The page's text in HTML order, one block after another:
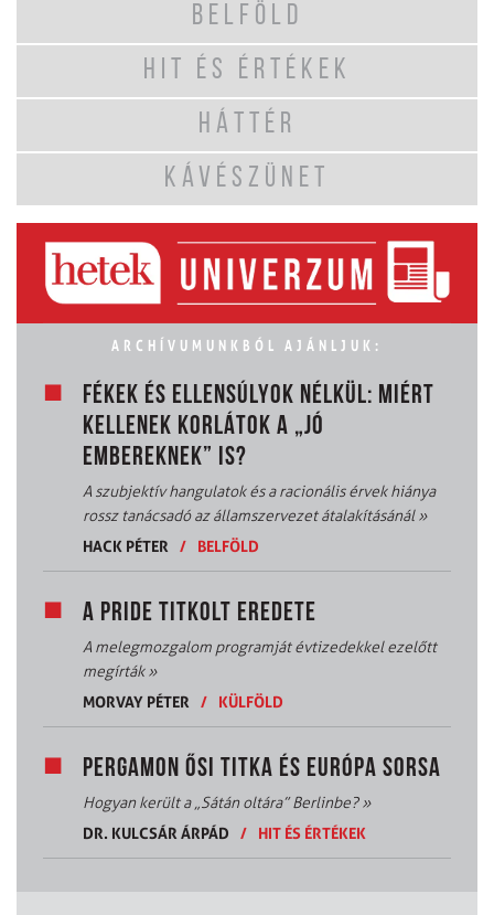
BELFÖLD
HIT ÉS ÉRTÉKEK
HÁTTÉR
KÁVÉSZÜNET
ARCHÍVUMUNKBÓL AJÁNLJUK:
FÉKEK ÉS ELLENSÚLYOK NÉLKÜL: MIÉRT
KELLENEK KORLÁTOK A „JÓ
EMBEREKNEK” IS?
A szubjektív hangulatok és a racionális érvek hiánya
rossz tanácsadó az államszervezet átalakításánál»
HACK PÉTER
/ BELFÖLD
A PRIDE TITKOLT EREDETE
A melegmozgalom programját évtizedekkel ezelőtt
megírták»
MORVAY PÉTER
/ KÜLFÖLD
PERGAMON ŐSI TITKA ÉS EURÓPA SORSA
Hogyan került a „Sátán oltára” Berlinbe?»
DR. KULCSÁR ÁRPÁD
/ HIT ÉS ÉRTÉKEK